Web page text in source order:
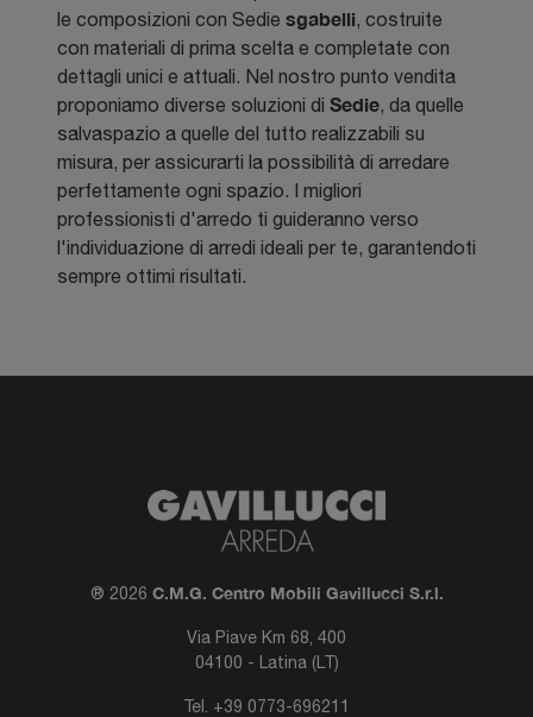
le composizioni con Sedie sgabelli, costruite
con materiali di prima scelta e completate con
dettagli unici e attuali. Nel nostro punto vendita
proponiamo diverse soluzioni di Sedie, da quelle
salvaspazio a quelle del tutto realizzabili su
misura, per assicurarti la possibilità di arredare
perfettamente ogni spazio. I migliori
professionisti d'arredo ti guideranno verso
l'individuazione di arredi ideali per te, garantendoti
sempre ottimi risultati.
® 2026 C.M.G. Centro Mobili Gavillucci S.r.l.
Via Piave Km 68, 400
04100 - Latina (LT)
Tel. +39 0773-696211